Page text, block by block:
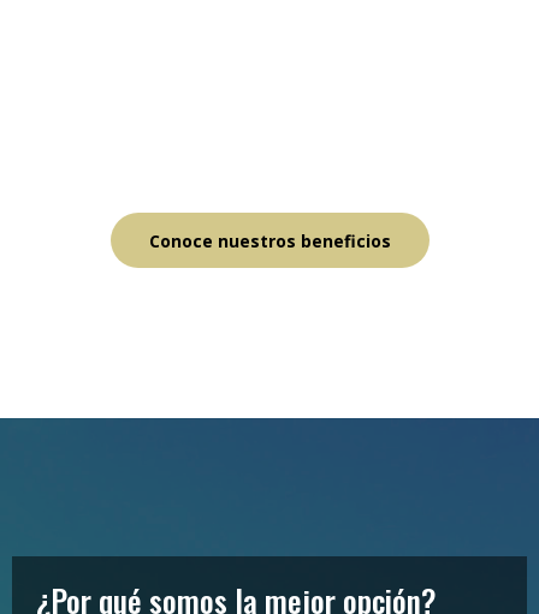
Conoce nuestros beneficios
¿Por qué somos la mejor opción?